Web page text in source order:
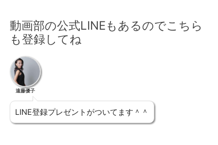
動画部の公式LINEもあるのでこちら
も登録してね
遠藤優子
LINE登録プレゼントがついてます＾＾